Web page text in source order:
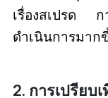
เรื่องสเปรด ก
ดำเนินการมาก
2. การเปรียบ